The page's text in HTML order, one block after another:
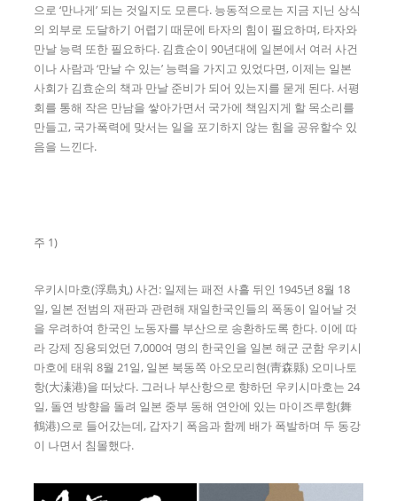
으로 ‘만나게’ 되는 것일지도 모른다. 능동적으로는 지금 지닌 상식
의 외부로 도달하기 어렵기 때문에 타자의 힘이 필요하며, 타자와
만날 능력 또한 필요하다. 김효순이 90년대에 일본에서 여러 사건
이나 사람과 ‘만날 수 있는’ 능력을 가지고 있었다면, 이제는 일본
사회가 김효순의 책과 만날 준비가 되어 있는지를 묻게 된다. 서평
회를 통해 작은 만남을 쌓아가면서 국가에 책임지게 할 목소리를
만들고, 국가폭력에 맞서는 일을 포기하지 않는 힘을 공유할수 있
음을 느낀다.
주 1)
우키시마호(浮島丸) 사건: 일제는 패전 사흘 뒤인 1945년 8월 18
일, 일본 전범의 재판과 관련해 재일한국인들의 폭동이 일어날 것
을 우려하여 한국인 노동자를 부산으로 송환하도록 한다. 이에 따
라 강제 징용되었던 7,000여 명의 한국인을 일본 해군 군함 우키시
마호에 태워 8월 21일, 일본 북동쪽 아오모리현(靑森縣) 오미나토
항(大溱港)을 떠났다. 그러나 부산항으로 향하던 우키시마호는 24
일, 돌연 방향을 돌려 일본 중부 동해 연안에 있는 마이즈루항(舞
鶴港)으로 들어갔는데, 갑자기 폭음과 함께 배가 폭발하며 두 동강
이 나면서 침몰했다.